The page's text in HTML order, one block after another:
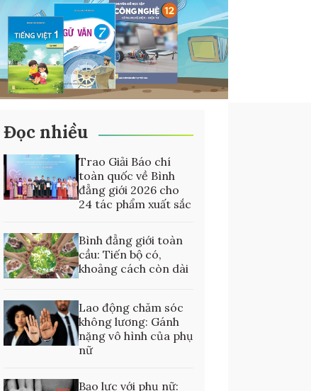
Đọc nhiều
Trao Giải Báo chí
toàn quốc về Bình
đẳng giới 2026 cho
24 tác phẩm xuất sắc
Bình đẳng giới toàn
cầu: Tiến bộ có,
khoảng cách còn dài
Lao động chăm sóc
không lương: Gánh
nặng vô hình của phụ
nữ
Bạo lực với phụ nữ: